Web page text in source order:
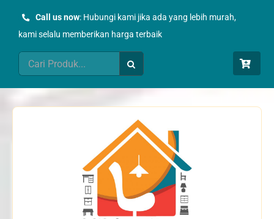
Call us now: Hubungi kami jika ada yang lebih murah,
kami selalu memberikan harga terbaik
Search
for: